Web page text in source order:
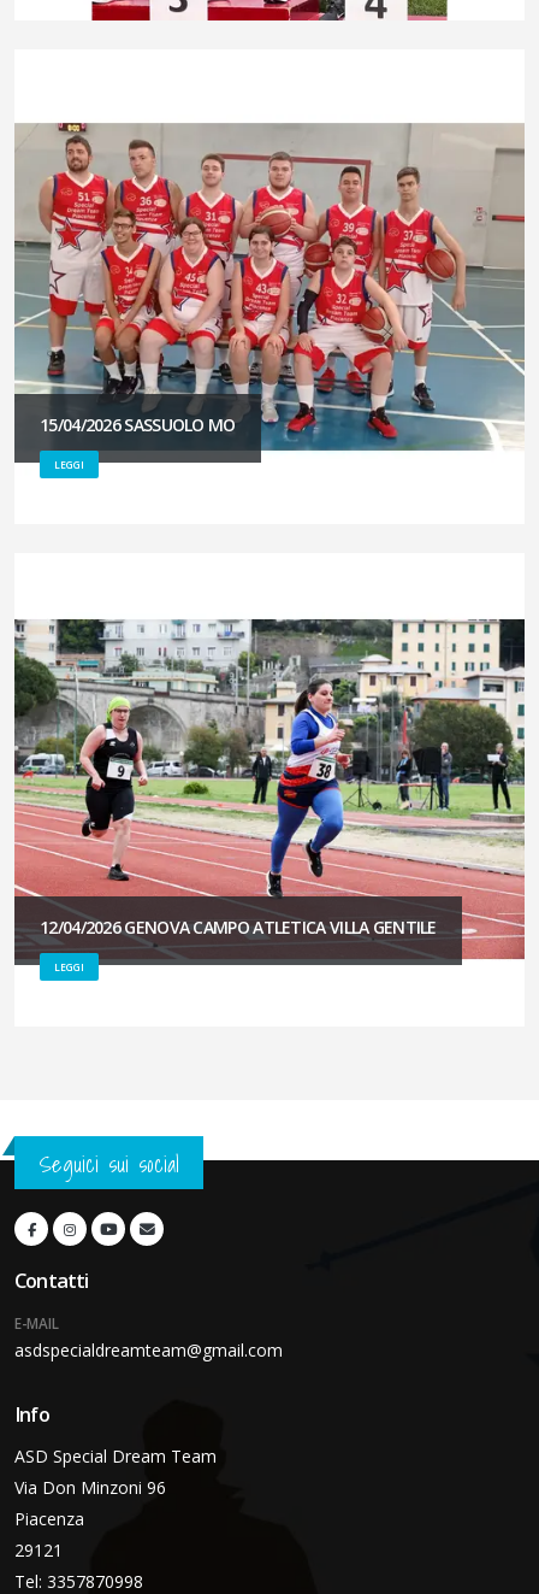
15/04/2026 SASSUOLO MO
LEGGI
12/04/2026 GENOVA CAMPO ATLETICA VILLA GENTILE
LEGGI
Seguici sui social
Contatti
E-MAIL
asdspecialdreamteam@gmail.com
Info
ASD Special Dream Team
Via Don Minzoni 96
Piacenza
29121
Tel: 3357870998